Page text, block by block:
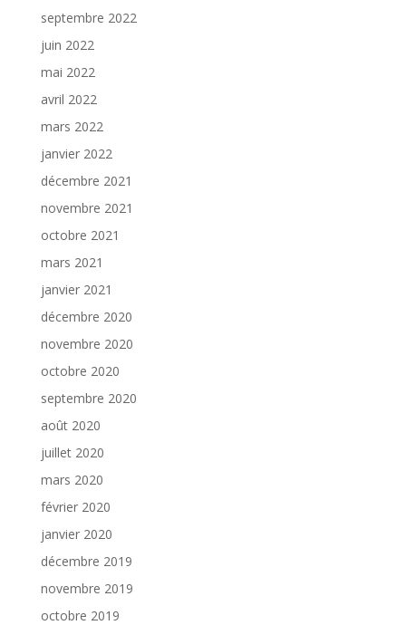
septembre 2022
juin 2022
mai 2022
avril 2022
mars 2022
janvier 2022
décembre 2021
novembre 2021
octobre 2021
mars 2021
janvier 2021
décembre 2020
novembre 2020
octobre 2020
septembre 2020
août 2020
juillet 2020
mars 2020
février 2020
janvier 2020
décembre 2019
novembre 2019
octobre 2019